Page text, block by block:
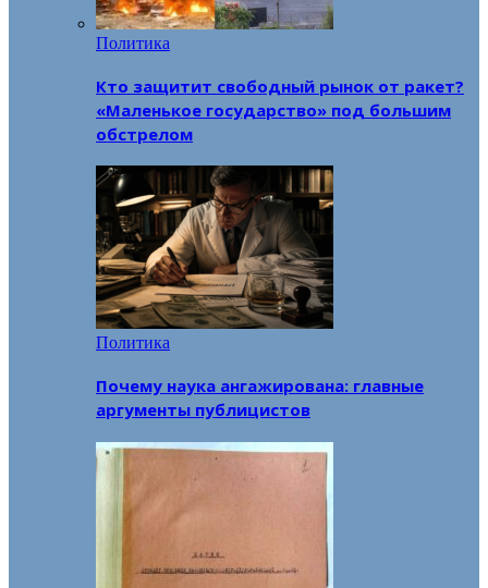
Политика
Кто защитит свободный рынок от ракет?
«Маленькое государство» под большим
обстрелом
Политика
Почему наука ангажирована: главные
аргументы публицистов